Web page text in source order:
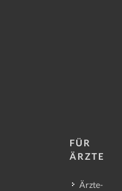
FÜR
ÄRZTE
Ärzte-